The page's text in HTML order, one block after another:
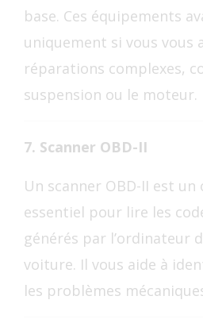
base. Ces équipements
uniquement si vous vous
réparations complexes,
suspension ou le moteur.
7. Scanner OBD-II
Un scanner OBD-II est
essentiel pour lire les
générés par l’ordinateur
voiture. Il vous aide à
les problèmes